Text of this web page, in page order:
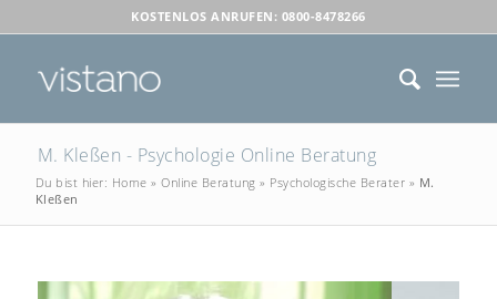
KOSTENLOS ANRUFEN: 0800-8478266
M. Kleßen - Psychologie Online Beratung
Du bist hier: Home »Online Beratung » Psychologische Berater » M.
Kleßen